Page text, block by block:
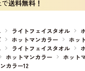
送料無料！
ライトフェイスタオル
ホットマンカラー
ホッ
ライトフェイスタオル
ホットマンカラー
ホット
カラー12